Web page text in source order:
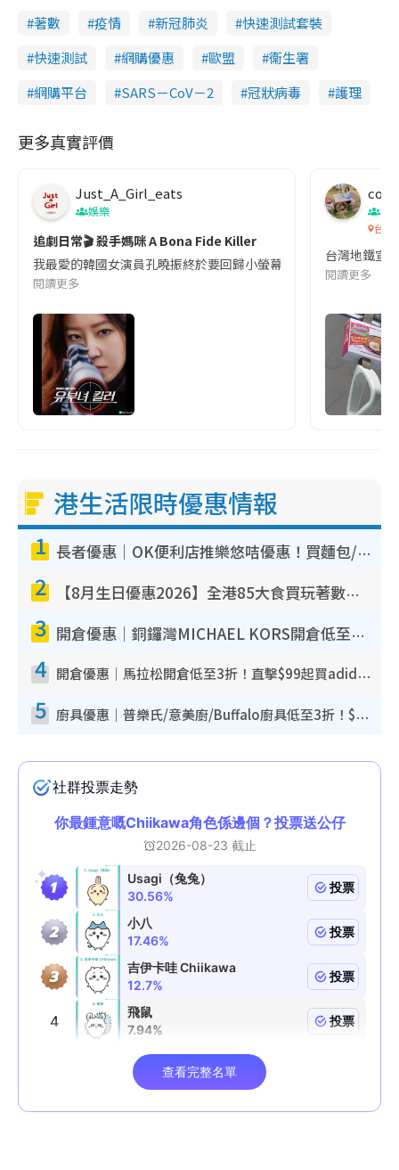
著數 疫情 新冠肺炎
快速測試套裝
快速測試
網購優惠 歐盟
衞生署
網購平台
SARS－CoV－2 冠狀病毒 護理
更多真實評價
Just_A_Girl_eats
娛樂
追劇日常🎬 殺手媽咪 A Bona Fide Killer
我最愛的韓國女演員孔曉振終於要回歸小螢幕啦!這次的劇本改編
閱讀更多
co
吹
台灣
台灣地鐵宣
閱讀更多
港生活限時優惠情報
1 長者優惠｜OK便利店推樂悠咭優惠！買麵包/牛奶/保健品拍卡即減
2 【8月生日優惠2026】全港85大食買玩著數攻略 自助餐/火鍋放題同行免費＋誠品/DONKI送現金券
3 開倉優惠｜銅鑼灣MICHAEL KORS開倉低至17折！直擊$500起買手袋/銀包/鞋款 必買經典Jet Set系列
4 開倉優惠｜馬拉松開倉低至3折！直擊$99起買adidas／New Balance／Puma鞋款 STANLEY保溫杯劈價至$119起
5 廚具優惠｜普樂氏/意美廚/Buffalo廚具低至3折！$89起買煎鍋／炒鑊／個人鍋 同場小家電激減至$99起